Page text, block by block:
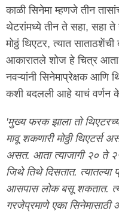
काळी सिनेमा म्हणजे तीन
थेटरांमध्ये तीन ते सहा,
मोठ्ठं थिएटर, त्यात
आकारातले शोज हे चित्र
नवऱ्यांनी सिनेमाप्रेक्षक आणि
कशी बदलली आहे याचं
'मुख्य फरक झाला तो
मावू शकणारी मोठ्ठी थिएटर्स
असत. आता त्याजागी २० ते
जिथे तिथे दिसतात. त्यातल्या
आसपास लोक बसू शकतात.
गरजेप्रमाणे एका